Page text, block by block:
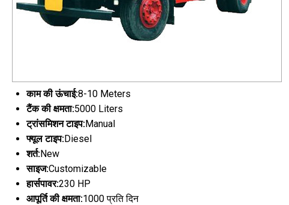
काम की ऊंचाई:8-10 Meters
टैंक की क्षमता:5000 Liters
ट्रांसमिशन टाइप:Manual
फ्यूल टाइप:Diesel
शर्त:New
साइज:Customizable
हार्सपावर:230 HP
आपूर्ति की क्षमता:1000 प्रति दिन